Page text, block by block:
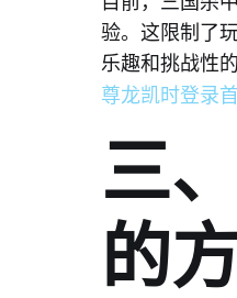
验。这限制了
乐趣和挑战性
尊龙凯时登录
三
的